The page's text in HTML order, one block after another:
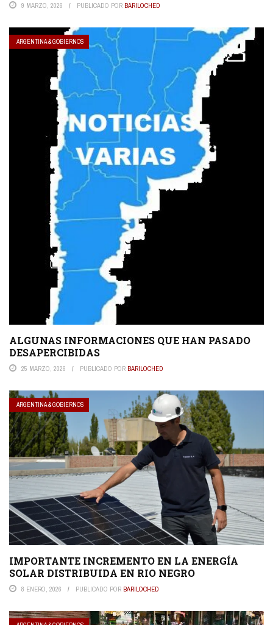
9 MARZO, 2026 PUBLICADO POR BARILOCHED
ARGENTINA & GOBIERNOS
ALGUNAS INFORMACIONES QUE HAN PASADO
DESAPERCIBIDAS
25 MARZO, 2026 PUBLICADO POR BARILOCHED
ARGENTINA & GOBIERNOS
IMPORTANTE INCREMENTO EN LA ENERGÍA
SOLAR DISTRIBUIDA EN RIO NEGRO
8 ENERO, 2026 PUBLICADO POR BARILOCHED